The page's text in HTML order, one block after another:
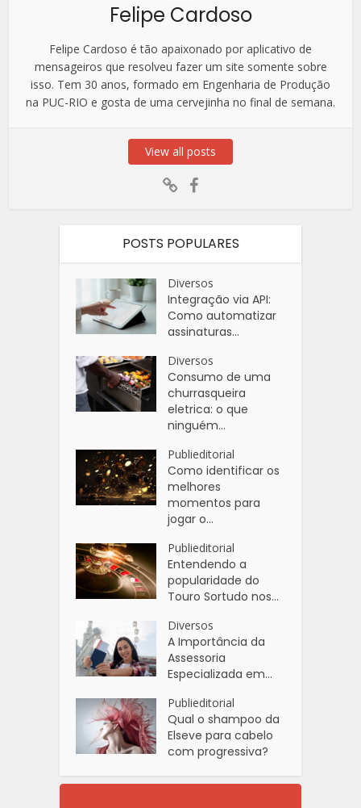
Felipe Cardoso
Felipe Cardoso é tão apaixonado por aplicativo de
mensageiros que resolveu fazer um site somente sobre
isso. Tem 30 anos, formado em Engenharia de Produção
na PUC-RIO e gosta de uma cervejinha no final de semana.
View all posts
POSTS POPULARES
Diversos
Integração via API:
Como automatizar
assinaturas...
Diversos
Consumo de uma
churrasqueira
eletrica: o que
ninguém...
Publieditorial
Como identificar os
melhores
momentos para
jogar o...
Publieditorial
Entendendo a
popularidade do
Touro Sortudo nos...
Diversos
A Importância da
Assessoria
Especializada em...
Publieditorial
Qual o shampoo da
Elseve para cabelo
com progressiva?